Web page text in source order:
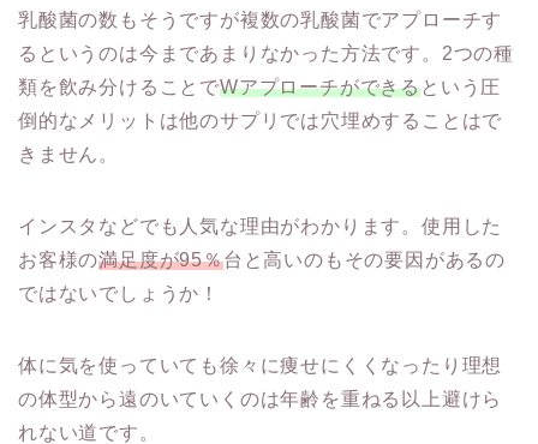
乳酸菌の数もそうですが複数の乳酸菌でアプローチす
るというのは今まであまりなかった方法です。2つの種
類を飲み分けることでWアプローチができるという圧
倒的なメリットは他のサプリでは穴埋めすることはで
きません。
インスタなどでも人気な理由がわかります。使用した
お客様の満足度が95％台と高いのもその要因があるの
ではないでしょうか！
体に気を使っていても徐々に痩せにくくなったり理想
の体型から遠のいていくのは年齢を重ねる以上避けら
れない道です。